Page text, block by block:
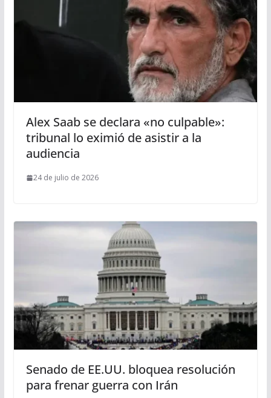
Alex Saab se declara «no culpable»:
tribunal lo eximió de asistir a la
audiencia
24 de julio de 2026
Senado de EE.UU. bloquea resolución
para frenar guerra con Irán